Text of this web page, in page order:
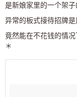
是新娘家里的一个架
异常的板式接待招牌是
竟然能在不花钱的情
＊